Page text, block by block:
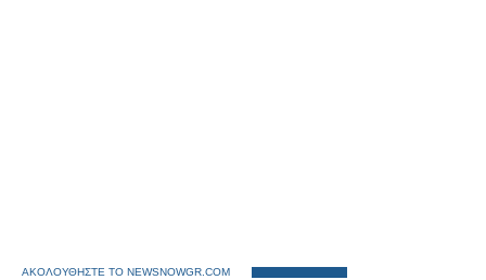
ΑΚΟΛΟΥΘΗΣΤΕ ΤΟ NEWSNOWGR.COM